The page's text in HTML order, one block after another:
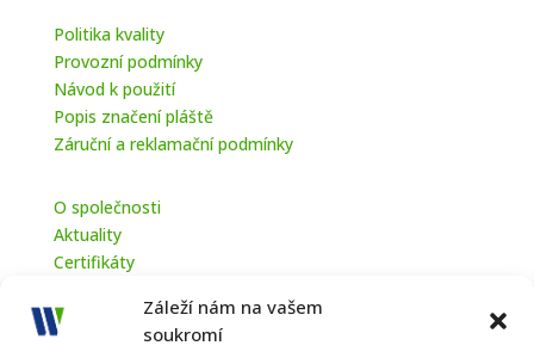
Záleží nám na vašem
soukromí
Politika kvality
Provozní podmínky
Návod k použití
Popis značení pláště
Záruční a reklamační podmínky
O společnosti
Aktuality
Certifikáty